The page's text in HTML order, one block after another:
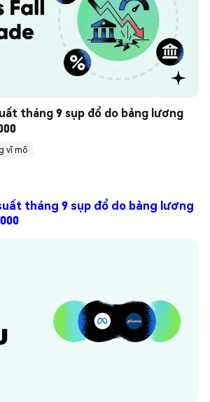
tháng 9 sụp đổ do bảng lương
vĩ mô
tháng 9 sụp đổ do bảng lương